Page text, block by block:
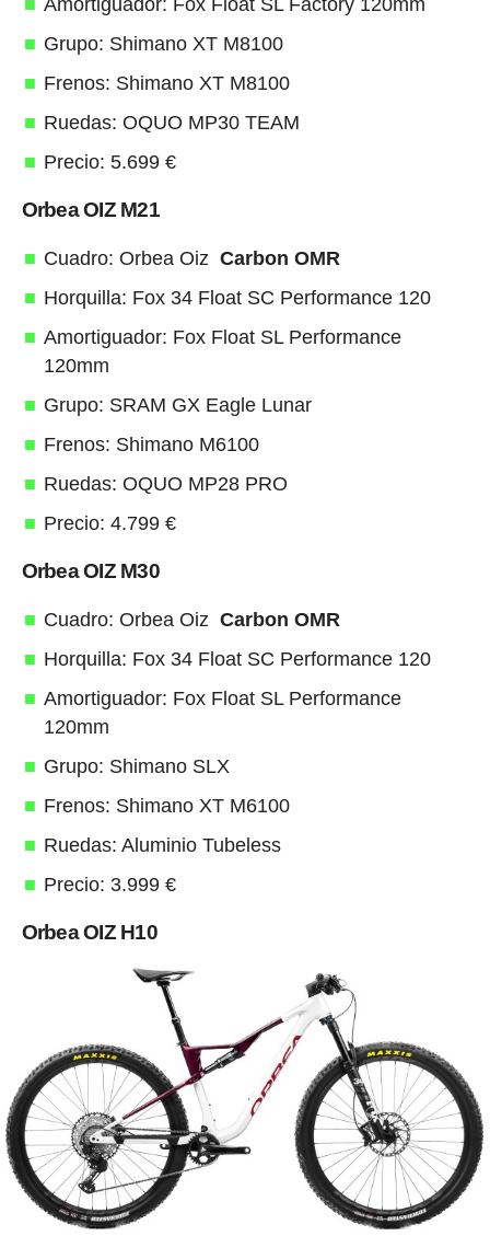
Amortiguador: Fox Float SL Factory 120mm
Grupo: Shimano XT M8100
Frenos: Shimano XT M8100
Ruedas: OQUO MP30 TEAM
Precio: 5.699 €
Orbea OIZ M21
Cuadro: Orbea Oiz Carbon OMR
Horquilla: Fox 34 Float SC Performance 120
Amortiguador: Fox Float SL Performance
120mm
Grupo: SRAM GX Eagle Lunar
Frenos: Shimano M6100
Ruedas: OQUO MP28 PRO
Precio: 4.799 €
Orbea OIZ M30
Cuadro: Orbea Oiz Carbon OMR
Horquilla: Fox 34 Float SC Performance 120
Amortiguador: Fox Float SL Performance
120mm
Grupo: Shimano SLX
Frenos: Shimano XT M6100
Ruedas: Aluminio Tubeless
Precio: 3.999 €
Orbea OIZ H10